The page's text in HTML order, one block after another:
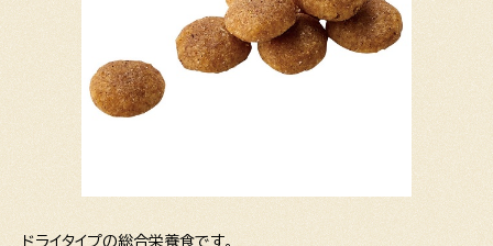
ドライタイプの総合栄養食です。